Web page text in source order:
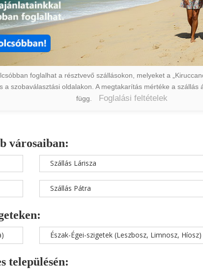
foglalhat a résztvevő szállásokon, melyeket a
a szobaválasztási oldalakon. A megtakarítás mértéke a szállás
függ.
Foglalási feltételek
városaiban:
Szállás Lárisza
Szállás Pátra
Észak-Égei-szigetek (Leszbosz, Limnosz, Híosz)
településén: